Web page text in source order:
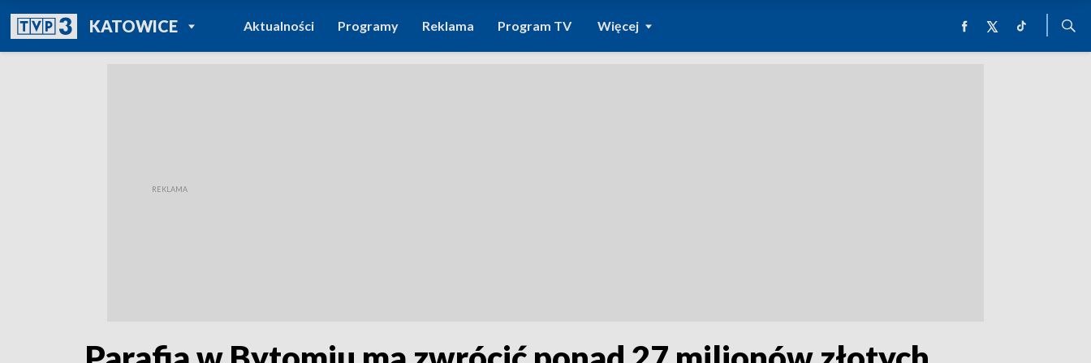
KATOWICEPOWRÓT DO
TVP REGIONY
Aktualności Programy Reklama Program TV Więcej